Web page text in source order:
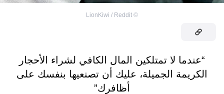
©
LionKiwi / Reddit
“عندما لا تمتلكين المال الكافي لشراء الأحجار
الكريمة الجميلة، عليك أن تصنعيها بنفسك على
أظافرك”